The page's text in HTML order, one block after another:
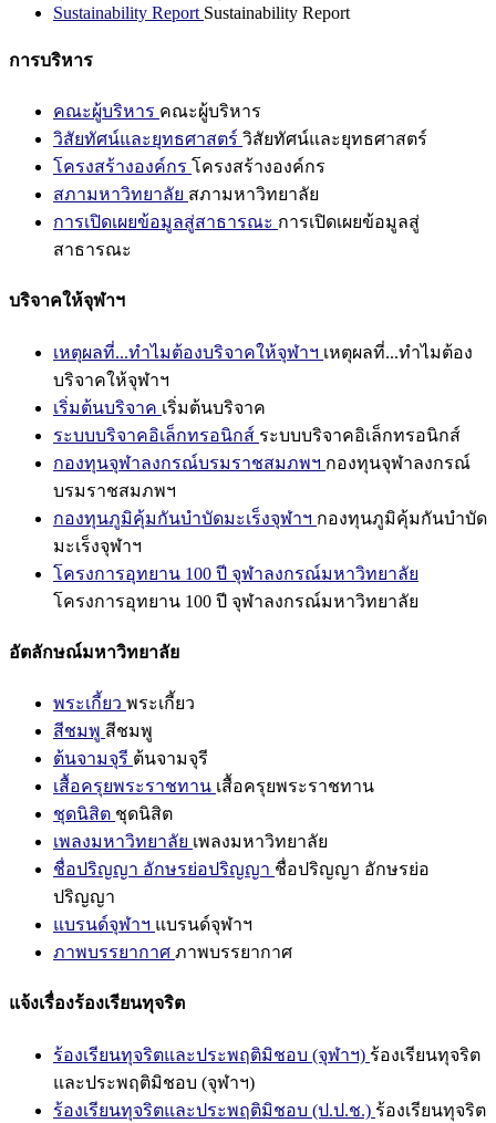
Sustainability Report Sustainability Report
การบริหาร
คณะผู้บริหาร คณะผู้บริหาร
วิสัยทัศน์และยุทธศาสตร์ วิสัยทัศน์และยุทธศาสตร์
โครงสร้างองค์กร โครงสร้างองค์กร
สภามหาวิทยาลัย สภามหาวิทยาลัย
การเปิดเผยข้อมูลสู่สาธารณะ การเปิดเผยข้อมูลสู่
สาธารณะ
บริจาคให้จุฬาฯ
เหตุผลที่...ทำไมต้องบริจาคให้จุฬาฯ เหตุผลที่...ทำไมต้อง
บริจาคให้จุฬาฯ
เริ่มต้นบริจาค เริ่มต้นบริจาค
ระบบบริจาคอิเล็กทรอนิกส์ ระบบบริจาคอิเล็กทรอนิกส์
กองทุนจุฬาลงกรณ์บรมราชสมภพฯ กองทุนจุฬาลงกรณ์
บรมราชสมภพฯ
กองทุนภูมิคุ้มกันบำบัดมะเร็งจุฬาฯ กองทุนภูมิคุ้มกันบำบัด
มะเร็งจุฬาฯ
โครงการอุทยาน 100 ปี จุฬาลงกรณ์มหาวิทยาลัย
โครงการอุทยาน 100 ปี จุฬาลงกรณ์มหาวิทยาลัย
อัตลักษณ์มหาวิทยาลัย
พระเกี้ยว พระเกี้ยว
สีชมพู สีชมพู
ต้นจามจุรี ต้นจามจุรี
เสื้อครุยพระราชทาน เสื้อครุยพระราชทาน
ชุดนิสิต ชุดนิสิต
เพลงมหาวิทยาลัย เพลงมหาวิทยาลัย
ชื่อปริญญา อักษรย่อปริญญา ชื่อปริญญา อักษรย่อ
ปริญญา
แบรนด์จุฬาฯ แบรนด์จุฬาฯ
ภาพบรรยากาศ ภาพบรรยากาศ
แจ้งเรื่องร้องเรียนทุจริต
ร้องเรียนทุจริตและประพฤติมิชอบ (จุฬาฯ) ร้องเรียนทุจริต
และประพฤติมิชอบ (จุฬาฯ)
ร้องเรียนทุจริตและประพฤติมิชอบ (ป.ป.ช.) ร้องเรียนทุจริต